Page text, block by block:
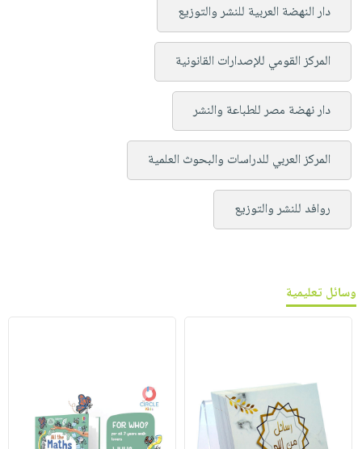
دار النهضة العربية للنشر والتوزيع
المركز القومي للإصدارات القانونية
دار نهضة مصر للطباعة والنشر
المركز العربي للدراسات والبحوث العلمية
روافد للنشر والتوزيع
وسائل تعليمية